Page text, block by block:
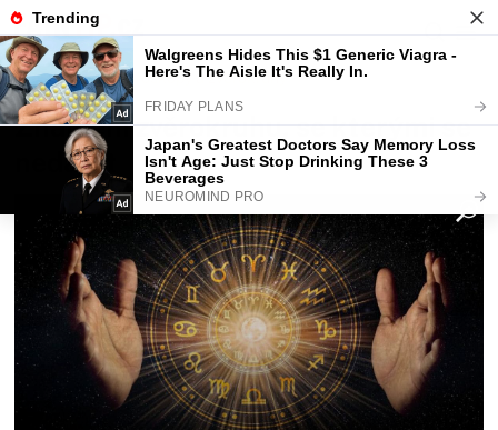
Fajntip.cz Horoskopy a zvěrokruhy
Znamení zvěrokruhu, se kterými se
nedá žít